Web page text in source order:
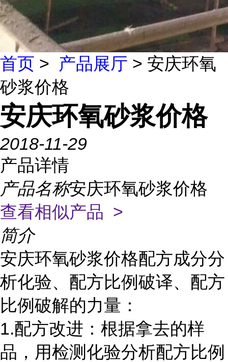
首页 > 产品展厅 > 安庆环氧
砂浆价格
安庆环氧砂浆价格
2018-11-29
产品详情
产品名称安庆环氧砂浆价格
查看相似产品 >
简介
安庆环氧砂浆价格配方成分分
析化验、配方比例破译、配方
比例破解的力量：
1.配方改进：根据拿去的样
品，用检测化验分析配方比例